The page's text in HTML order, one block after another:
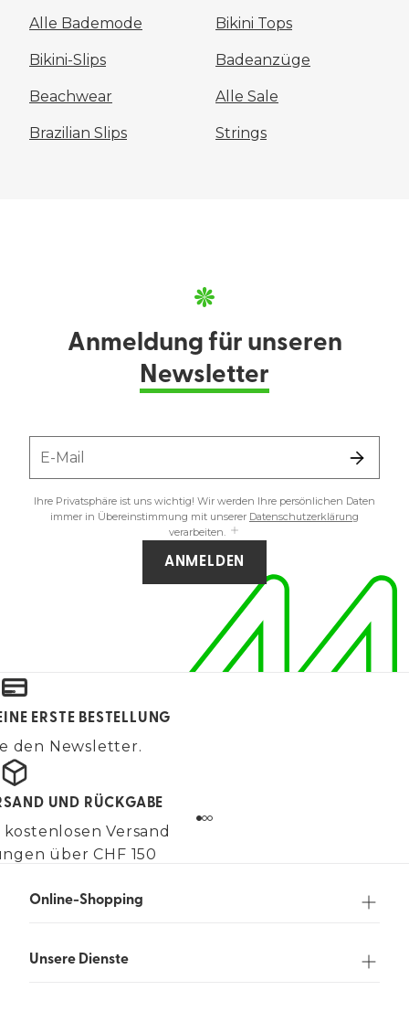
Alle Bademode Bikini Tops
Bikini-Slips Badeanzüge
Beachwear Alle Sale
Brazilian Slips Strings
Anmeldung für unseren
Newsletter
E-Mail
Ihre Privatsphäre ist uns wichtig! Wir werden Ihre persönlichen Daten
immer in Übereinstimmung mit unserer Datenschutzerklärung
verarbeiten.
ANMELDEN
ERSTE BESTELLUNG
den Newsletter.
UND RÜCKGABE
Versand
über CHF 150
Online-Shopping
Unsere Dienste